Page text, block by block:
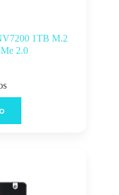
1TB M.2
2.0